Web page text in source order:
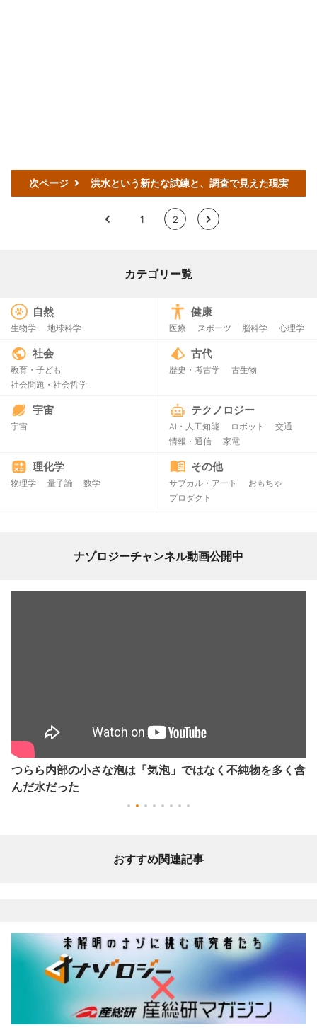
次ページ 洪水という新たな試練と、調査で見えた現実
< 1 2 >
カテゴリー覧
自然
生物学 地球科学
健康
医療 スポーツ 脳科学 心理学
社会
教育・子ども
社会問題・社会哲学
古代
歴史・考古学 古生物
宇宙
宇宙
テクノロジー
AI・人工知能 ロボット
交通
情報・通信
家電
理化学
物理学 量子論 数学
その他
サブカル・アート
おもちゃ
プロダクト
ナゾロジーチャンネル動画公開中
つらら内部の小さな泡は「気泡」ではなく不純物を多く含
んだ水だった
おすすめ関連記事